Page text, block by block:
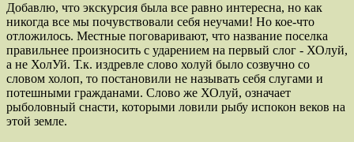
Добавлю, что экскурсия была все равно интересна, но как
никогда все мы почувствовали себя неучами! Но кое-что
отложилось. Местные поговаривают, что название поселка
правильнее произносить с ударением на первый слог - ХОлуй,
а не ХолУй. Т.к. издревле слово холуй было созвучно со
словом холоп, то постановили не называть себя слугами и
потешными гражданами. Слово же ХОлуй, означает
рыболовный снасти, которыми ловили рыбу испокон веков на
этой земле.